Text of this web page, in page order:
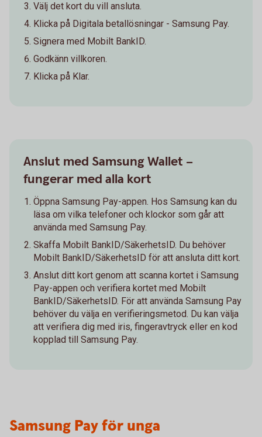
Välj det kort du vill ansluta.
Klicka på Digitala betallösningar - Samsung Pay.
Signera med Mobilt BankID.
Godkänn villkoren.
Klicka på Klar.
Anslut med Samsung Wallet –
fungerar med alla kort
Öppna Samsung Pay-appen. Hos Samsung kan du
läsa om vilka telefoner och klockor som går att
använda med Samsung Pay.
Skaffa Mobilt BankID/SäkerhetsID. Du behöver
Mobilt BankID/SäkerhetsID för att ansluta ditt kort.
Anslut ditt kort genom att scanna kortet i Samsung
Pay-appen och verifiera kortet med Mobilt
BankID/SäkerhetsID. För att använda Samsung Pay
behöver du välja en verifieringsmetod. Du kan välja
att verifiera dig med iris, fingeravtryck eller en kod
kopplad till Samsung Pay.
Samsung Pay för unga